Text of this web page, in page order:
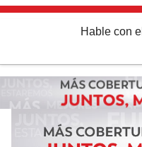
Hable con el